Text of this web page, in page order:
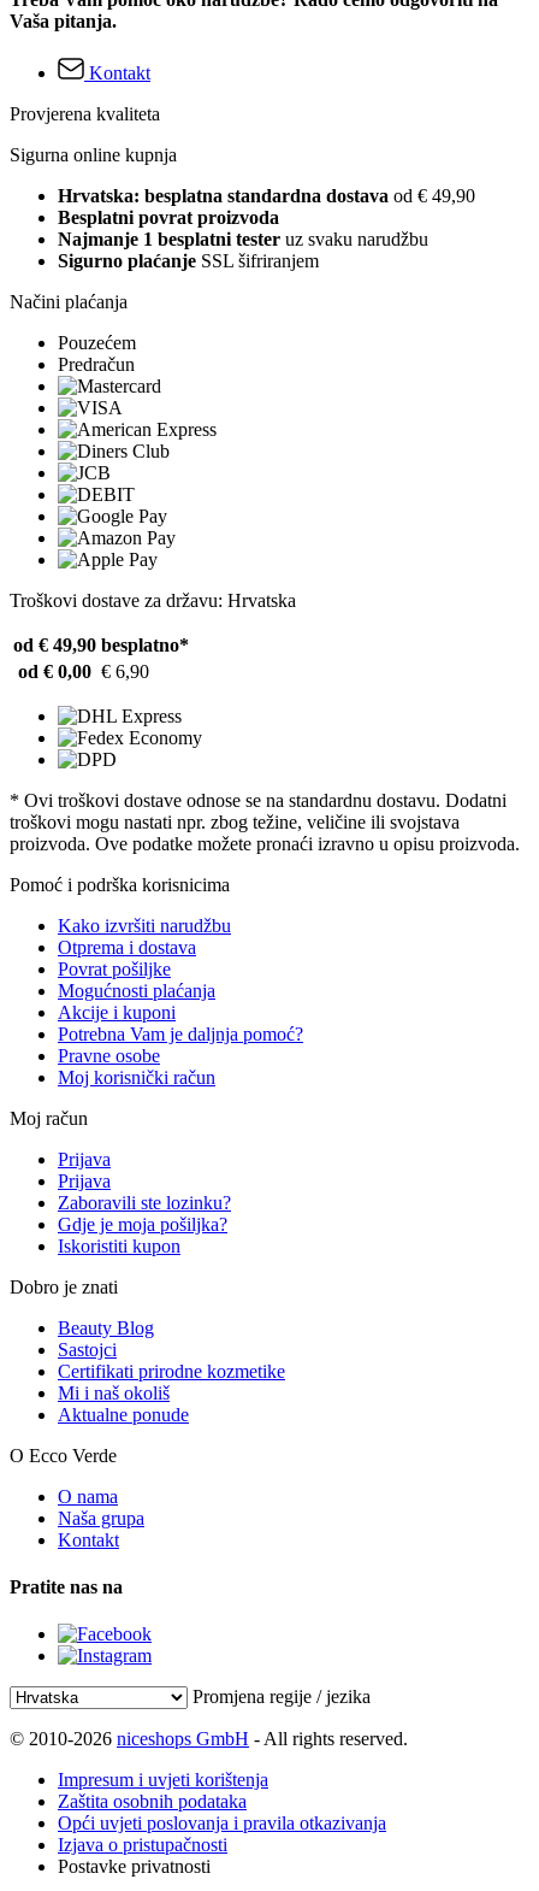
Vaša pitanja.
Kontakt
Provjerena kvaliteta
Sigurna online kupnja
Hrvatska: besplatna standardna dostava od € 49,90
Besplatni povrat proizvoda
Najmanje 1 besplatni tester uz svaku narudžbu
Sigurno plaćanje SSL šifriranjem
Načini plaćanja
Pouzećem
Predračun
Troškovi dostave za državu: Hrvatska
od € 49,90 besplatno*
od € 0,00 € 6,90
* Ovi troškovi dostave odnose se na standardnu ​​dostavu. Dodatni
troškovi mogu nastati npr. zbog težine, veličine ili svojstava
proizvoda. Ove podatke možete pronaći izravno u opisu proizvoda.
Pomoć i podrška korisnicima
Kako izvršiti narudžbu
Otprema i dostava
Povrat pošiljke
Mogućnosti plaćanja
Akcije i kuponi
Potrebna Vam je daljnja pomoć?
Pravne osobe
Moj korisnički račun
Moj račun
Prijava
Prijava
Zaboravili ste lozinku?
Gdje je moja pošiljka?
Iskoristiti kupon
Dobro je znati
Beauty Blog
Sastojci
Certifikati prirodne kozmetike
Mi i naš okoliš
Aktualne ponude
O Ecco Verde
O nama
Naša grupa
Kontakt
Pratite nas na
Promjena regije / jezika
© 2010-2026 niceshops GmbH - All rights reserved.
Impresum i uvjeti korištenja
Zaštita osobnih podataka
Opći uvjeti poslovanja i pravila otkazivanja
Izjava o pristupačnosti
Postavke privatnosti